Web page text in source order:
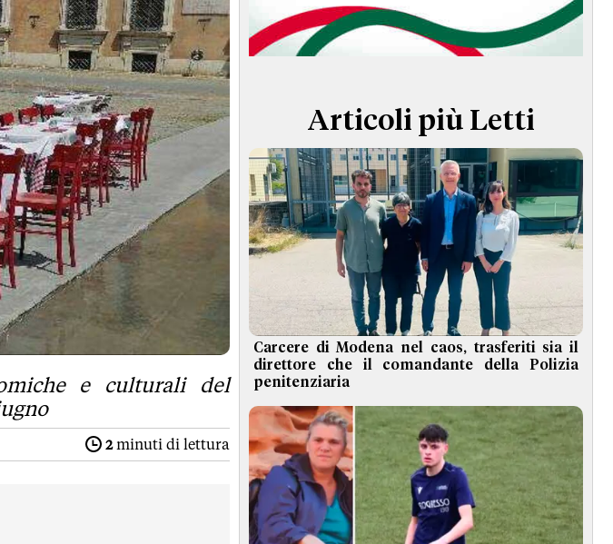
TERMINI e CONDIZIONI
e culturali del
2minuti di lettura
Articoli più Letti
Carcere di Modena nel caos, trasferiti sia il
direttore che il comandante della Polizia
penitenziaria